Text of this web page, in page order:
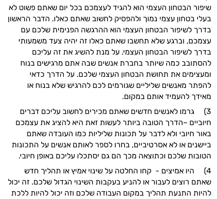
שיפור הבטחון העצמי הוא להגיד לעצמכם בכל יום שאתם פשוט לא
בעלי בטחון עצמי נמוך ולהפסיק לחשוב שאתם כאלו. הדבר הראשון
בדרך לשיפור הבטחון העצמי הוא ההרגשה הפנימית שלכם עם
עצמכם, וברגע שלא תחשבו שאתם כאלו זה יהיה צעד משמעותי
בדרך לשיפור הבטחון העצמי. על מנת להשיג את זה עליכם
להסתובב כמה שיותר בחברת אנשים שבה אתם מרגישים בנוח
ומעצימים את תחושת הבטחון העצמי שלכם. על הדרך כדאי
להפתר מאנשים שליליים שגורמים לכם להרגיש שלא בנוח או
מאידך להעמיד אותם במקום.
3) גרמו לאנשים חדשים שאתם מכירים לחשוב עליכם דברים
חיוביים –הדרך הטובה ביותר לעשות זאת היא להציג את עצמכם
באור חיובי ולא לדבר על תכונות שליליות כמו העובדה שאתם
ביישנים או לא אסרטיביים, בחרו לספר לאותם אנשים על התכונות
הטובות שלכם וכתוצאה מכך הם גם יסתכלו עליכם באופן חיובי.
4) היו אמיצים
- קחו החלטה על שינוי אמיץ או תהליך חדש
שאתם רוצים לעבור או להניע בעקבות השינוי הגדול שלכם. זה יכול
להיות התנעת תהליך במקום העבודה שלכם וזה יכול להיות ללכת